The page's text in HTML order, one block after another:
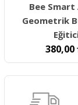
Bee Smart
Geometrik
380,00